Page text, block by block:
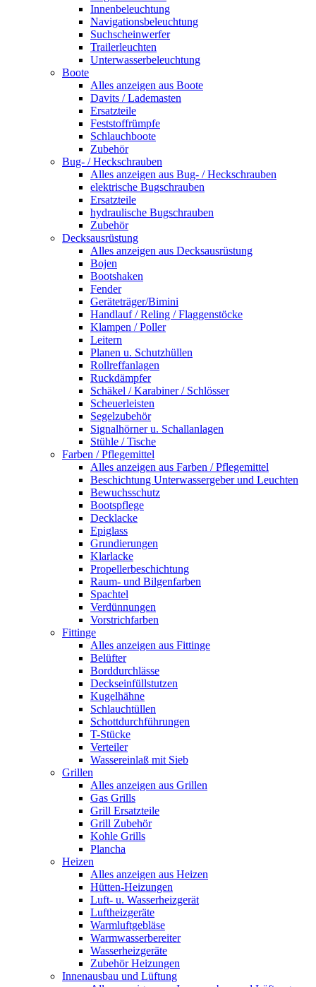
Innenbeleuchtung
Navigationsbeleuchtung
Suchscheinwerfer
Trailerleuchten
Unterwasserbeleuchtung
Boote
Alles anzeigen aus Boote
Davits / Lademasten
Ersatzteile
Feststoffrümpfe
Schlauchboote
Zubehör
Bug- / Heckschrauben
Alles anzeigen aus Bug- / Heckschrauben
elektrische Bugschrauben
Ersatzteile
hydraulische Bugschrauben
Zubehör
Decksausrüstung
Alles anzeigen aus Decksausrüstung
Bojen
Bootshaken
Fender
Geräteträger/Bimini
Handlauf / Reling / Flaggenstöcke
Klampen / Poller
Leitern
Planen u. Schutzhüllen
Rollreffanlagen
Ruckdämpfer
Schäkel / Karabiner / Schlösser
Scheuerleisten
Segelzubehör
Signalhörner u. Schallanlagen
Stühle / Tische
Farben / Pflegemittel
Alles anzeigen aus Farben / Pflegemittel
Beschichtung Unterwassergeber und Leuchten
Bewuchsschutz
Bootspflege
Decklacke
Epiglass
Grundierungen
Klarlacke
Propellerbeschichtung
Raum- und Bilgenfarben
Spachtel
Verdünnungen
Vorstrichfarben
Fittinge
Alles anzeigen aus Fittinge
Belüfter
Borddurchlässe
Deckseinfüllstutzen
Kugelhähne
Schlauchtüllen
Schottdurchführungen
T-Stücke
Verteiler
Wassereinlaß mit Sieb
Grillen
Alles anzeigen aus Grillen
Gas Grills
Grill Ersatzteile
Grill Zubehör
Kohle Grills
Plancha
Heizen
Alles anzeigen aus Heizen
Hütten-Heizungen
Luft- u. Wasserheizgerät
Luftheizgeräte
Warmluftgebläse
Warmwasserbereiter
Wasserheizgeräte
Zubehör Heizungen
Innenausbau und Lüftung